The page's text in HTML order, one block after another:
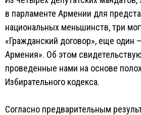
в парламенте Армении для
национальных меньшинств, три
«Гражданский договор», еще один
Армения». Об этом
проведенные нами на основе
Избирательного кодекса.
Согласно предварительным